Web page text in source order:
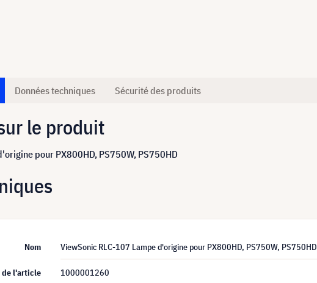
Données techniques Sécurité des produits
le produit
pour PX800HD, PS750W, PS750HD
Nom ViewSonic RLC-107 Lampe d'origine pour PX800HD, PS750W, PS750HD
de l'article 1000001260